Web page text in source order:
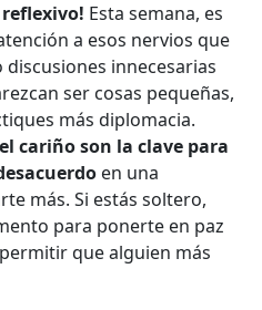
Esta semana, es
a esos nervios que
innecesarias
ser cosas pequeñas,
más diplomacia.
el cariño son la clave para
en una
más. Si estás soltero,
para ponerte en paz
que alguien más